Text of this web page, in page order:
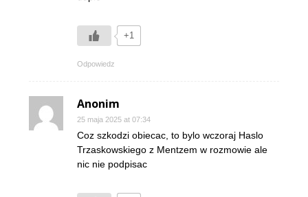
+1
Odpowiedz
Anonim
25 maja 2025 at 07:34
Coz szkodzi obiecac, to bylo wczoraj Haslo
Trzaskowskiego z Mentzem w rozmowie ale
nic nie podpisac